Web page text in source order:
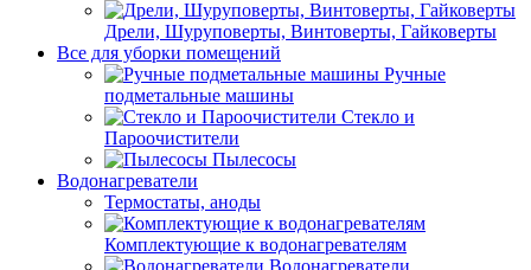
Дрели, Шуруповерты, Винтоверты, Гайковерты
Все для уборки помещений
Ручные
подметальные машины
Стекло и
Пароочистители
Пылесосы
Водонагреватели
Термостаты, аноды
Комплектующие к водонагревателям
Водонагреватели